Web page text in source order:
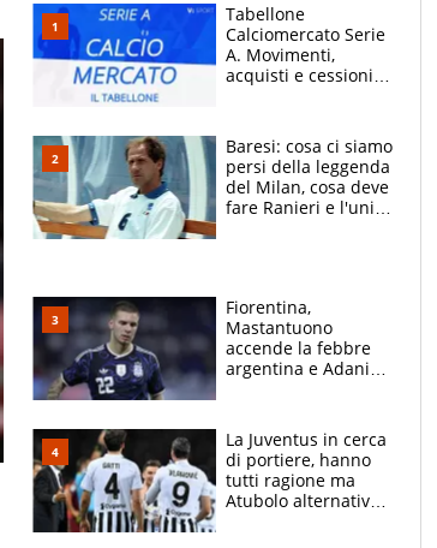
Tabellone
Calciomercato Serie
A. Movimenti,
acquisti e cessioni:
Baresi: cosa ci siamo
persi della leggenda
del Milan, cosa deve
fare Ranieri e l'unico
Fiorentina,
Mastantuono
accende la febbre
argentina e Adani
festa’ a Commisso
La Juventus in cerca
di portiere, hanno
tutti ragione ma
Atubolo alternativa